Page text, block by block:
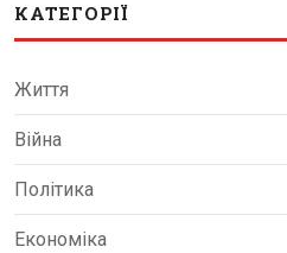
КАТЕГОРІЇ
Життя
Війна
Політика
Економіка